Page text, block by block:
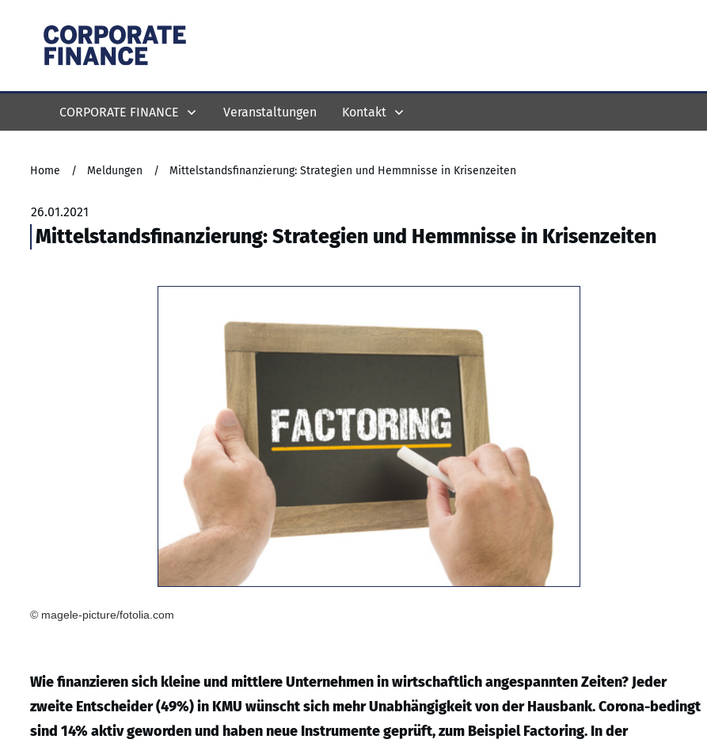
CORPORATE FINANCE Veranstaltungen Kontakt
Home / Meldungen / Mittelstandsfinanzierung: Strategien und Hemmnisse in Krisenzeiten
26.01.2021
Mittelstandsfinanzierung: Strategien und Hemmnisse in Krisenzeiten
© magele-picture/fotolia.com
Wie finanzieren sich kleine und mittlere Unternehmen in wirtschaftlich angespannten Zeiten? Jeder
zweite Entscheider (49%) in KMU wünscht sich mehr Unabhängigkeit von der Hausbank. Corona-bedingt
sind 14% aktiv geworden und haben neue Instrumente geprüft, zum Beispiel Factoring. In der